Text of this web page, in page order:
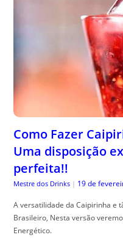
Como Fazer
Uma disposição
perfeita!!
Mestre dos Drinks | 19 de
A versatilidade da Caipirinha e
Brasileiro, Nesta versão
Energético.